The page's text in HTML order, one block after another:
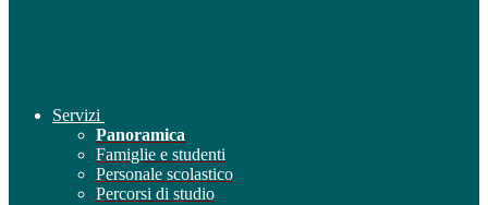
Servizi
Panoramica
Famiglie e studenti
Personale scolastico
Percorsi di studio